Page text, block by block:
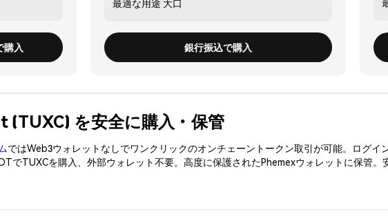
購入
最適な用途 大口
銀行振込で購入
(TUXC) を安全に購入・保管
ではWeb3ウォレットなしでワンクリックのオンチェーントークン取引が可能。ログイン
でTUXCを購入、外部ウォレット不要。高度に保護されたPhemexウォレットに保管